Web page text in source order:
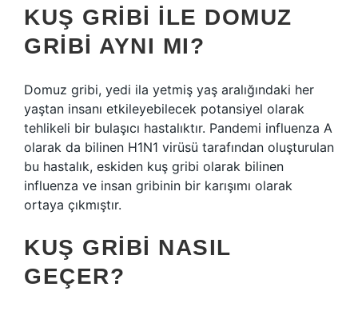
KUŞ GRIBI ILE DOMUZ
GRIBI AYNI MI?
Domuz gribi, yedi ila yetmiş yaş aralığındaki her
yaştan insanı etkileyebilecek potansiyel olarak
tehlikeli bir bulaşıcı hastalıktır. Pandemi influenza A
olarak da bilinen H1N1 virüsü tarafından oluşturulan
bu hastalık, eskiden kuş gribi olarak bilinen
influenza ve insan gribinin bir karışımı olarak
ortaya çıkmıştır.
KUŞ GRIBI NASIL
GEÇER?